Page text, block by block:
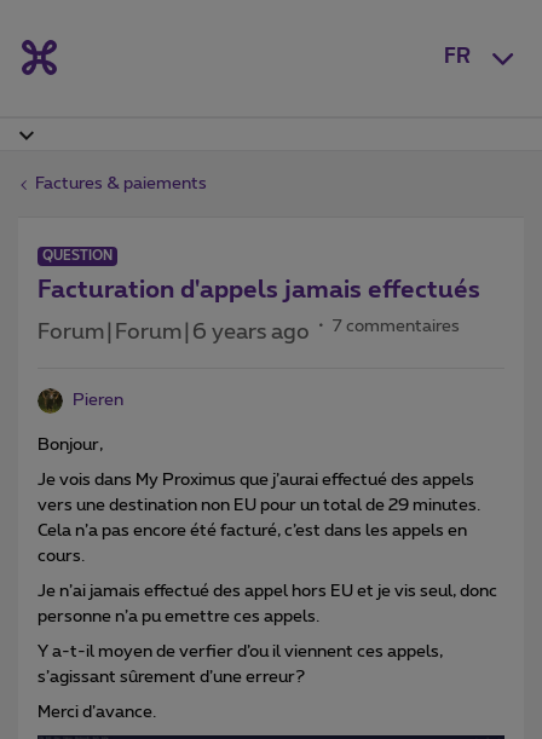
FR
Factures & paiements
QUESTION
Facturation d'appels jamais effectués
Forum|Forum|6 years ago 7 commentaires
Pieren
Bonjour,
Je vois dans My Proximus que j’aurai effectué des appels
vers une destination non EU pour un total de 29 minutes.
Cela n’a pas encore été facturé, c’est dans les appels en
cours.
Je n’ai jamais effectué des appel hors EU et je vis seul, donc
personne n’a pu emettre ces appels.
Y a-t-il moyen de verfier d’ou il viennent ces appels,
s’agissant sûrement d’une erreur?
Merci d’avance.